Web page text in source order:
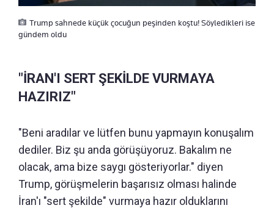
Trump sahnede küçük çocuğun peşinden koştu! Söyledikleri ise
gündem oldu
"İRAN'I SERT ŞEKİLDE VURMAYA
HAZIRIZ"
"Beni aradılar ve lütfen bunu yapmayın konuşalım
dediler. Biz şu anda görüşüyoruz. Bakalım ne
olacak, ama bize saygı gösteriyorlar." diyen
Trump, görüşmelerin başarısız olması halinde
İran'ı "sert şekilde" vurmaya hazır olduklarını